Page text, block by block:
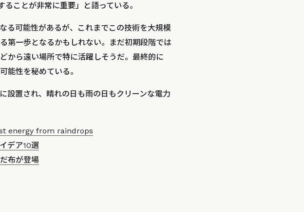
ことが非常に重要」
と語っている。
る可能性があるが、これまでこの技術を大規模
第一歩となるかもしれない。まだ初期段階では
から遠い場所で特に活躍しそうだ。最終的に
能性を秘めている。
設置され、晴れの日も雨の日もクリーンな電力
energy from raindrops
デア10選
布が登場